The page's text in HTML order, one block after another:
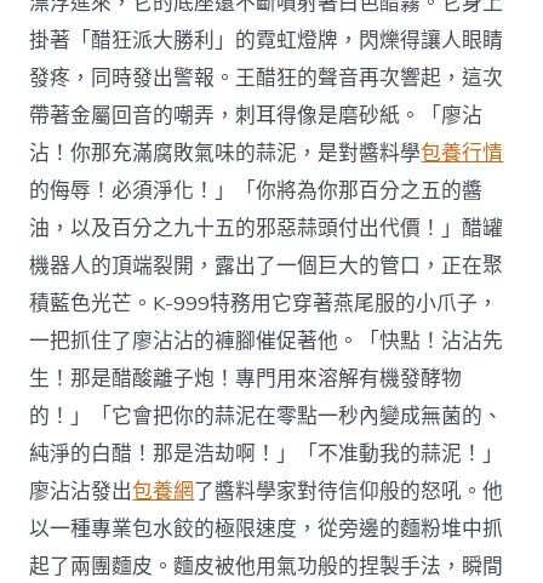
掛著「醋狂派大勝利」的霓虹燈牌，閃爍得讓人眼睛
發疼，同時發出警報。王醋狂的聲音再次響起，這次
帶著金屬回音的嘲弄，刺耳得像是磨砂紙。「廖沾
沾！你那充滿腐敗氣味的蒜泥，是對醬料學包養行情
的侮辱！必須淨化！」「你將為你那百分之五的醬
油，以及百分之九十五的邪惡蒜頭付出代價！」醋罐
機器人的頂端裂開，露出了一個巨大的管口，正在聚
積藍色光芒。K-999特務用它穿著燕尾服的小爪子，
一把抓住了廖沾沾的褲腳催促著他。「快點！沾沾先
生！那是醋酸離子炮！專門用來溶解有機發酵物
的！」「它會把你的蒜泥在零點一秒內變成無菌的、
純淨的白醋！那是浩劫啊！」「不准動我的蒜泥！」
廖沾沾發出包養網了醬料學家對待信仰般的怒吼。他
以一種專業包水餃的極限速度，從旁邊的麵粉堆中抓
起了兩團麵皮。麵皮被他用氣功般的捏製手法，瞬間